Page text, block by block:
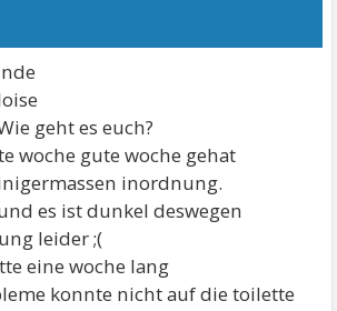
geht es euch?
woche gute woche gehat
inordnung.
es ist dunkel deswegen
leider ;(
eine woche lang
konnte nicht auf die toilette